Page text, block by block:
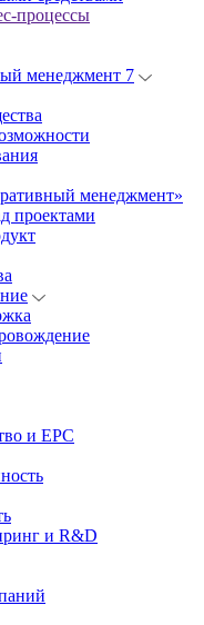
процессы
менеджмент 7
менеджмент»
проектами
и EPC
и R&D